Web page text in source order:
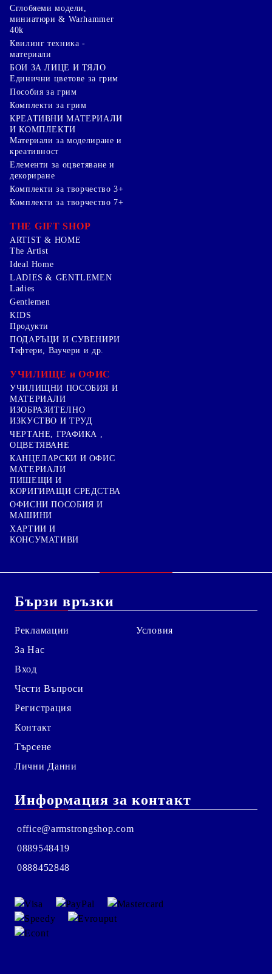
Сглобяеми модели,
миниатюри & Warhammer
40k
Квилинг техника -
материали
БОИ ЗА ЛИЦЕ И ТЯЛО
Единични цветове за грим
Пособия за грим
Комплекти за грим
КРЕАТИВНИ МАТЕРИАЛИ
И КОМПЛЕКТИ
Mатериали за моделиране и
креативност
Елементи за оцветяване и
декориране
Комплекти за творчество 3+
Комплекти за творчество 7+
THE GIFT SHOP
ARTIST & HOME
The Artist
Ideal Home
LADIES & GENTLEMEN
Ladies
Gentlemen
KIDS
Продукти
ПОДАРЪЦИ И СУВЕНИРИ
Тефтери, Ваучери и др.
УЧИЛИЩЕ и ОФИС
УЧИЛИЩНИ ПОСОБИЯ И
МАТЕРИАЛИ
ИЗОБРАЗИТЕЛНО
ИЗКУСТВО И ТРУД
ЧЕРТАНЕ, ГРАФИКА ,
ОЦВЕТЯВАНЕ
КАНЦЕЛАРСКИ И ОФИС
МАТЕРИАЛИ
ПИШЕЩИ И
КОРИГИРАЩИ СРЕДСТВА
ОФИСНИ ПОСОБИЯ И
МАШИНИ
ХАРТИИ И
КОНСУМАТИВИ
Бързи връзки
Рекламации
За Нас
Вход
Чести Въпроси
Регистрация
Контакт
Търсене
Лични Данни
Условия
Информация за контакт
office@armstrongshop.com
0889548419
0888452848